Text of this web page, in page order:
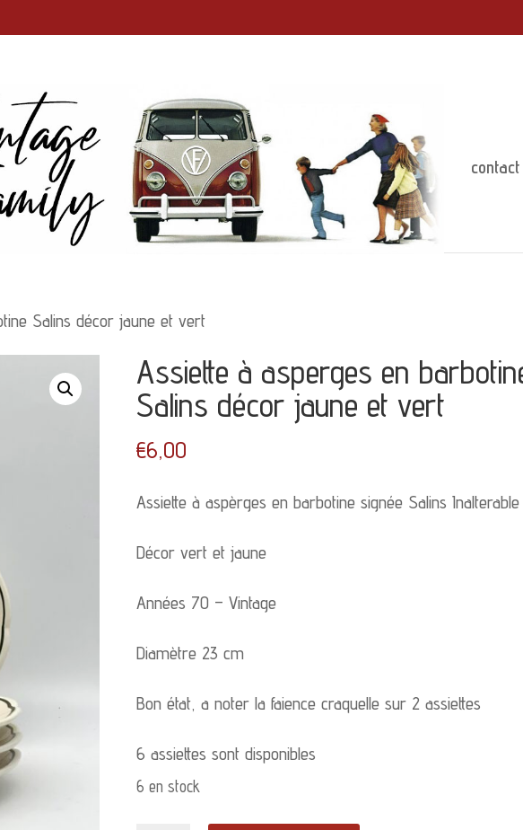
contact
Salins décor jaune et vert
Assiette à asperges en
Salins décor jaune et vert
€6,00
Assiette à aspèrges en barbotine signée Salins Inalterable
Décor vert et jaune
Années 70 – Vintage
Diamètre 23 cm
Bon état, a noter la faience craquelle sur 2 assiettes
6 assiettes sont disponibles
6 en stock